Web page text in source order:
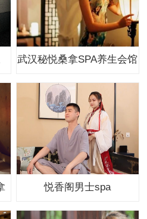
武汉秘悦桑拿SPA养生会馆
悦香阁男士spa